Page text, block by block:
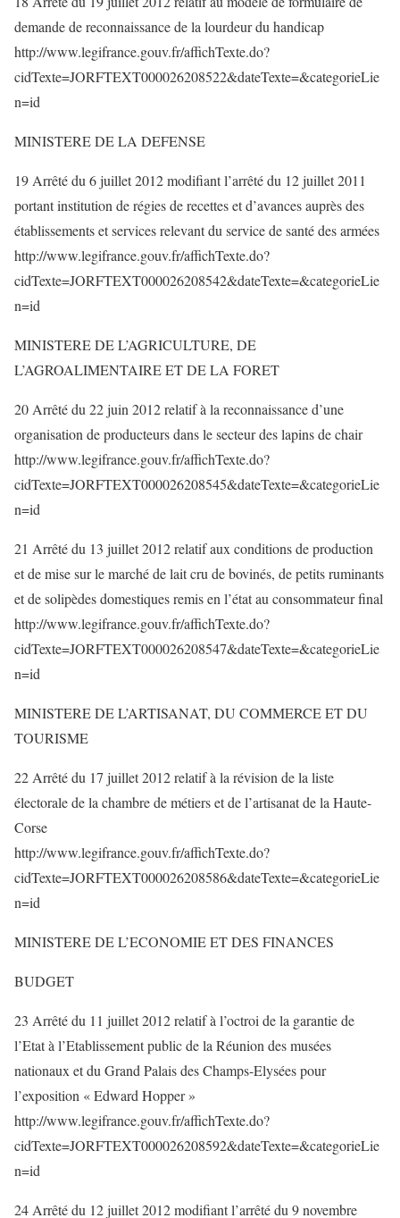
demande de reconnaissance de la lourdeur du handicap
http://www.legifrance.gouv.fr/affichTexte.do?
cidTexte=JORFTEXT000026208522&dateTexte=&categorieLie
n=id
MINISTERE DE LA DEFENSE
19 Arrêté du 6 juillet 2012 modifiant l’arrêté du 12 juillet 2011
portant institution de régies de recettes et d’avances auprès des
établissements et services relevant du service de santé des armées
http://www.legifrance.gouv.fr/affichTexte.do?
cidTexte=JORFTEXT000026208542&dateTexte=&categorieLie
n=id
MINISTERE DE L’AGRICULTURE, DE
L’AGROALIMENTAIRE ET DE LA FORET
20 Arrêté du 22 juin 2012 relatif à la reconnaissance d’une
organisation de producteurs dans le secteur des lapins de chair
http://www.legifrance.gouv.fr/affichTexte.do?
cidTexte=JORFTEXT000026208545&dateTexte=&categorieLie
n=id
21 Arrêté du 13 juillet 2012 relatif aux conditions de production
et de mise sur le marché de lait cru de bovinés, de petits ruminants
et de solipèdes domestiques remis en l’état au consommateur final
http://www.legifrance.gouv.fr/affichTexte.do?
cidTexte=JORFTEXT000026208547&dateTexte=&categorieLie
n=id
MINISTERE DE L’ARTISANAT, DU COMMERCE ET DU
TOURISME
22 Arrêté du 17 juillet 2012 relatif à la révision de la liste
électorale de la chambre de métiers et de l’artisanat de la Haute-
Corse
http://www.legifrance.gouv.fr/affichTexte.do?
cidTexte=JORFTEXT000026208586&dateTexte=&categorieLie
n=id
MINISTERE DE L’ECONOMIE ET DES FINANCES
BUDGET
23 Arrêté du 11 juillet 2012 relatif à l’octroi de la garantie de
l’Etat à l’Etablissement public de la Réunion des musées
nationaux et du Grand Palais des Champs-Elysées pour
l’exposition « Edward Hopper »
http://www.legifrance.gouv.fr/affichTexte.do?
cidTexte=JORFTEXT000026208592&dateTexte=&categorieLie
n=id
24 Arrêté du 12 juillet 2012 modifiant l’arrêté du 9 novembre